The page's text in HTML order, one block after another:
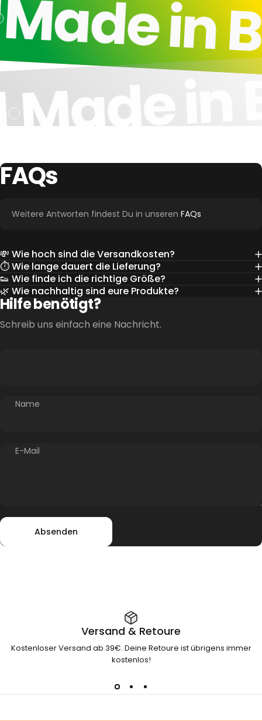
in
Made in
FAQs
Weitere Antworten findest Du in unseren FAQs
💸 Wie hoch sind die Versandkosten?
⏱️ Wie lange dauert die Lieferung?
👟 Wie finde ich die richtige Größe?
🌿 Wie nachhaltig sind eure Produkte?
Hilfe benötigt?
Schreib uns einfach eine Nachricht.
Name
E-Mail
Absenden
Absenden
Versand & Retoure
Kostenloser Versand ab 39€. Deine Retoure ist übrigens immer
kostenlos!